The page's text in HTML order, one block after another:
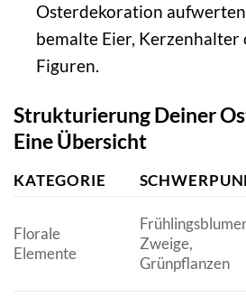
Osterdekoration
bemalte Eier, Kerzenhalter
Figuren.
Strukturierung Deiner
Eine Übersicht
KATEGORIE
Florale
Elemente
Zweige,
Grünpflanzen